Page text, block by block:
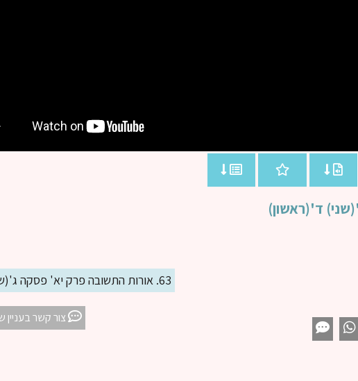
63. אורות התשובה פרק יא' פסקה ג'(שני) ד'(ראשון)
צור קשר בעניין